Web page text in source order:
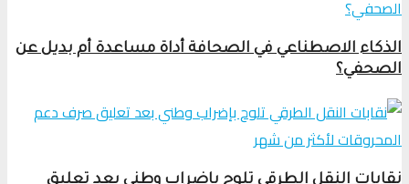
الذكاء الاصطناعي في الصحافة أداة مساعدة أم بديل عن
الصحفي؟
نقابات النقل الطرقي تلوح بإضراب وطني بعد تعليق